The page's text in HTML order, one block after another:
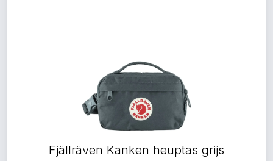
Fjällräven Kanken heuptas grijs